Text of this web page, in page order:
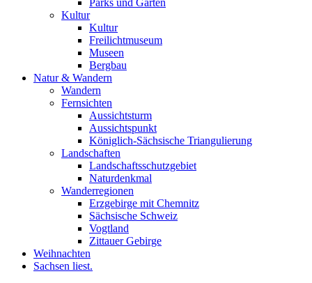
Parks und Gärten
Kultur
Kultur
Freilichtmuseum
Museen
Bergbau
Natur & Wandern
Wandern
Fernsichten
Aussichtsturm
Aussichtspunkt
Königlich-Sächsische Triangulierung
Landschaften
Landschaftsschutzgebiet
Naturdenkmal
Wanderregionen
Erzgebirge mit Chemnitz
Sächsische Schweiz
Vogtland
Zittauer Gebirge
Weihnachten
Sachsen liest.